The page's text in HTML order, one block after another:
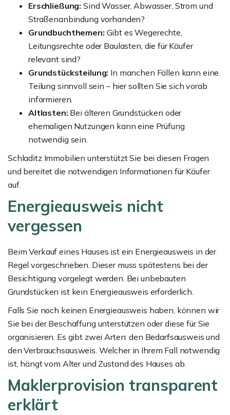
Erschließung: Sind Wasser, Abwasser, Strom und
Straßenanbindung vorhanden?
Grundbuchthemen: Gibt es Wegerechte,
Leitungsrechte oder Baulasten, die für Käufer
relevant sind?
Grundstücksteilung: In manchen Fällen kann eine
Teilung sinnvoll sein – hier sollten Sie sich vorab
informieren.
Altlasten: Bei älteren Grundstücken oder
ehemaligen Nutzungen kann eine Prüfung
notwendig sein.
Schladitz Immobilien unterstützt Sie bei diesen Fragen
und bereitet die notwendigen Informationen für Käufer
auf.
Energieausweis nicht
vergessen
Beim Verkauf eines Hauses ist ein Energieausweis in der
Regel vorgeschrieben. Dieser muss spätestens bei der
Besichtigung vorgelegt werden. Bei unbebauten
Grundstücken ist kein Energieausweis erforderlich.
Falls Sie noch keinen Energieausweis haben, können wir
Sie bei der Beschaffung unterstützen oder diese für Sie
organisieren. Es gibt zwei Arten: den Bedarfsausweis und
den Verbrauchsausweis. Welcher in Ihrem Fall notwendig
ist, hängt vom Alter und Zustand des Hauses ab.
Maklerprovision transparent
erklärt